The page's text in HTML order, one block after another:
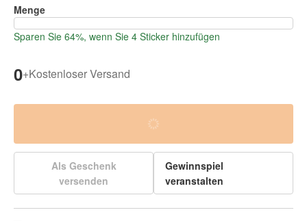
Menge
Sparen Sie 64%, wenn Sie 4 Sticker hinzufügen
0+Kostenloser Versand
Als Geschenk
versenden
Gewinnspiel
veranstalten